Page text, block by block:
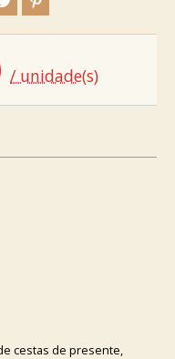
/ unidade(s)
cestas de presente,